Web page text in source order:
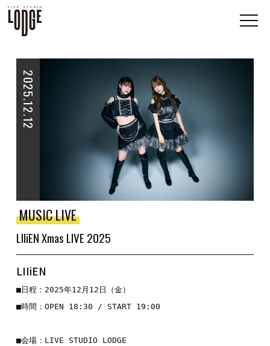
2025.12.12
MUSIC LIVE
LIIiEN Xmas LIVE 2025
LIIiEN
■日程：2025年12月12日（金）
■時間：OPEN 18:30 / START 19:00
■会場：LIVE STUDIO LODGE